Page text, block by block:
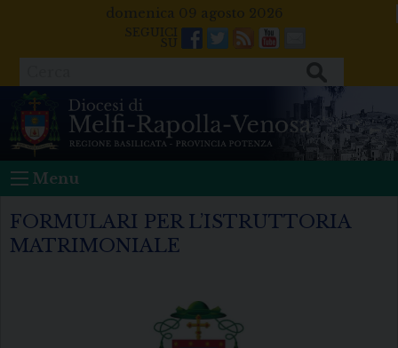
domenica 09 agosto 2026
Facebook
Twitter
FeedsYoutube
Mail
Menu
FORMULARI PER L’ISTRUTTORIA
MATRIMONIALE